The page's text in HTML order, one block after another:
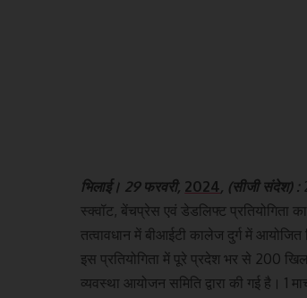
भिलाई। 29 फरवरी, 2024, (सीजी संदेश) :
स्क्वॉट, बेंचप्रेस एवं डेडलिफ्ट प्रतियोगिता
तत्वावधान में बीआईटी कालेज दुर्ग में आयोजित
इस प्रतियोगिता में पूरे प्रदेश भर से 200
व्यवस्था आयोजन समिति द्वारा की गई है। 1